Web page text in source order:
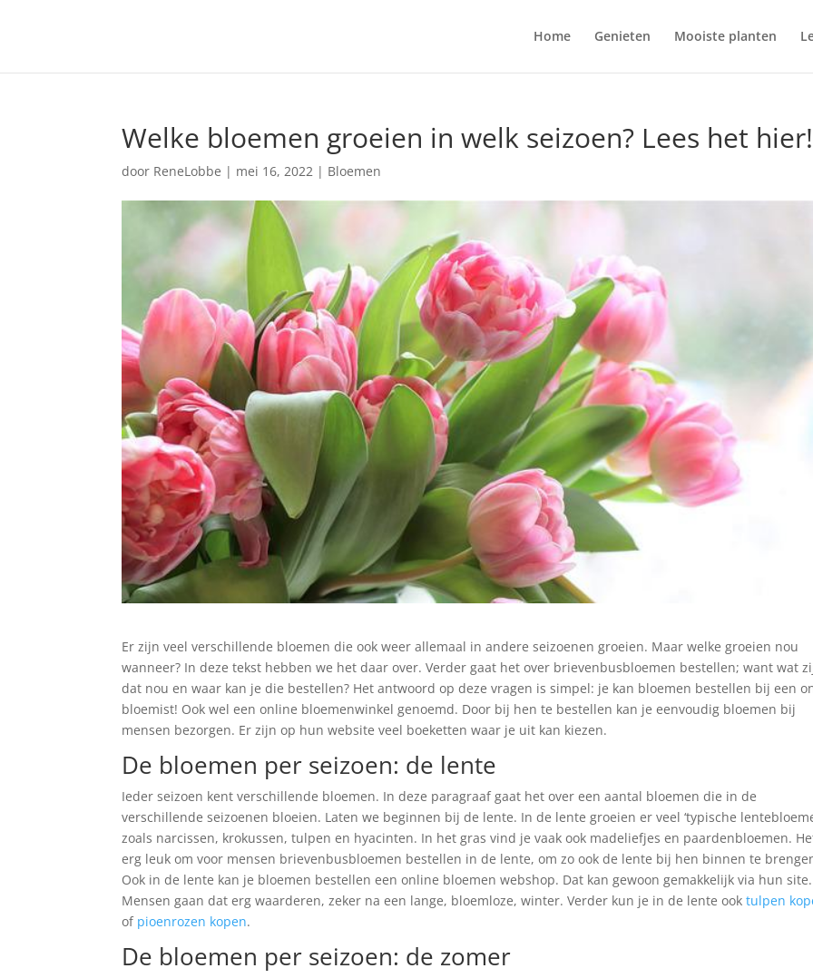
Home Genieten Mooiste planten
Welke bloemen groeien in welk seizoen? Lees het hier!
door ReneLobbe | mei 16, 2022 | Bloemen
Er zijn veel verschillende bloemen die ook weer allemaal in andere seizoenen groeien. Maar welke groeien nou
wanneer? In deze tekst hebben we het daar over. Verder gaat het over brievenbusbloemen bestellen; want wat
dat nou en waar kan je die bestellen? Het antwoord op deze vragen is simpel: je kan bloemen bestellen bij een
bloemist! Ook wel een online bloemenwinkel genoemd. Door bij hen te bestellen kan je eenvoudig bloemen bij
mensen bezorgen. Er zijn op hun website veel boeketten waar je uit kan kiezen.
De bloemen per seizoen: de lente
Ieder seizoen kent verschillende bloemen. In deze paragraaf gaat het over een aantal bloemen die in de
verschillende seizoenen bloeien. Laten we beginnen bij de lente. In de lente groeien er veel ‘typische
zoals narcissen, krokussen, tulpen en hyacinten. In het gras vind je vaak ook madeliefjes en paardenbloemen.
erg leuk om voor mensen brievenbusbloemen bestellen in de lente, om zo ook de lente bij hen binnen te
Ook in de lente kan je bloemen bestellen een online bloemen webshop. Dat kan gewoon gemakkelijk via hun site.
Mensen gaan dat erg waarderen, zeker na een lange, bloemloze, winter. Verder kun je in de lente ooktulpen
of pioenrozen kopen.
De bloemen per seizoen: de zomer